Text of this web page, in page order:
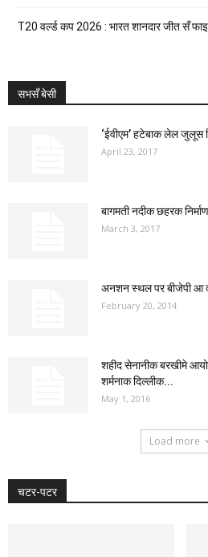
T20 वर्ल्ड कप 2026 : भारत शानदार जीत सँ
सभसँ बेसी
‘ईवीएम’ हटेबाक लेल जुलूस
April 23, 2017
बागमती नदीक छहरक
March 3, 2017
अनशन स्थल पर बीजेपी आ
February 20, 2014
शहीद सेनानीक बरखीमे
शर्मनाक दिल्लीक...
May 1, 2016
Load more
चटर-पटर